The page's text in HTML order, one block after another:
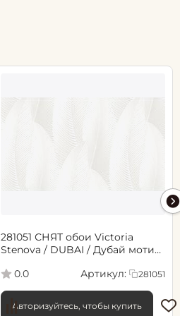
281051 СНЯТ обои Victoria
Stenova / DUBAI / Дубай мотив
0.0
Артикул: 281051
Авторизуйтесь, чтобы купить